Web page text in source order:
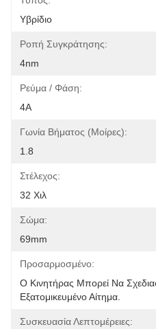
Υβρίδιο
Ροπή Συγκράτησης:
4nm
Ρεύμα / Φάση:
4Α
Γωνία Βήματος (μοίρες):
1.8
Στέλεχος:
32 Χιλ
Σώμα:
69mm
Προσαρμοσμένο:
Ο Κινητήρας Μπορεί Να
Εξατομικευμένο Αίτημα.
Συσκευασία Λεπτομέρειες: